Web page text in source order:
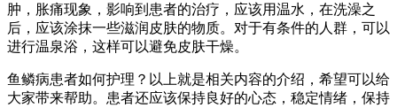
肿，胀痛现象，影响到患者的治疗，应该用温水，在洗澡之
后，应该涂抹一些滋润皮肤的物质。对于有条件的人群，可以
进行温泉浴，这样可以避免皮肤干燥。
鱼鳞病患者如何护理？以上就是相关内容的介绍，希望可以给
大家带来帮助。患者还应该保持良好的心态，稳定情绪，保持